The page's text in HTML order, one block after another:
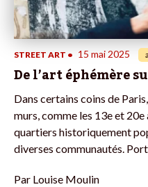
STREET ART • 15 mai 2025
De l’art éphémère
Dans certains coins de
murs, comme les 13e et
quartiers historiquement
diverses communautés.
Par Louise Moulin